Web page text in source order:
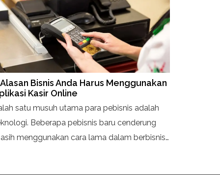
Bisnis Anda Harus Menggunakan
Kasir Online
satu musuh utama para pebisnis adalah
Beberapa pebisnis baru cenderung
menggunakan cara lama dalam berbisnis.